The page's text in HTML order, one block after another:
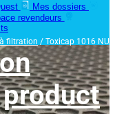
Mes dossiers
revendeurs
filtration / Toxicap 1016 NU
product